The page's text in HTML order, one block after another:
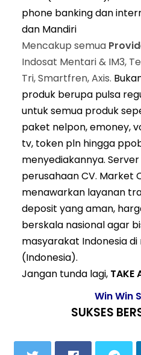
phone banking dan
dan Mandiri
Mencakup semua
Indosat Mentari & IM3,
Tri, Smartfren, Axis.
produk berupa pulsa
untuk semua produk
paket nelpon, emoney,
tv, token pln hingga
menyediakannya.
perusahaan CV. Market
menawarkan layanan
deposit yang aman,
berskala nasional agar
masyarakat Indonesia
(Indonesia).
Jangan tunda lagi, TAKE
Win Win
SUKSES